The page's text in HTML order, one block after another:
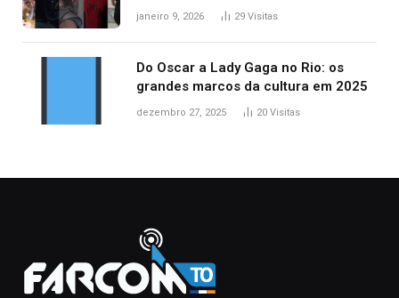
principais lançamentos do cinema
janeiro 9, 2026 29 Visitas
Do Oscar a Lady Gaga no Rio: os
grandes marcos da cultura em 2025
dezembro 27, 2025 20 Visitas